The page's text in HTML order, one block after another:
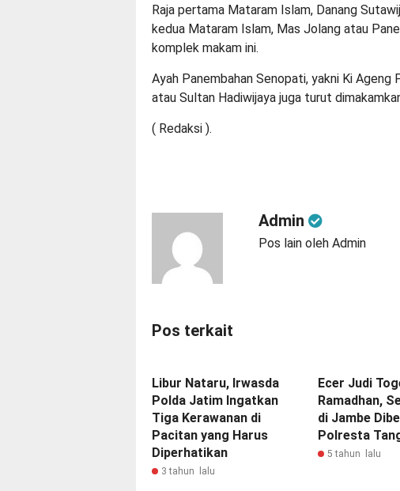
Raja pertama Mataram Islam, Danang
kedua Mataram Islam, Mas Jolang atau
komplek makam ini.
Ayah Panembahan Senopati, yakni Ki Ageng
atau Sultan Hadiwijaya juga turut
( Redaksi ).
Admin
Pos lain oleh Admin
Pos terkait
Libur Nataru, Irwasda
Polda Jatim Ingatkan
Tiga Kerawanan di
Pacitan yang Harus
Diperhatikan
3 tahun lalu
Ecer Judi
Ramadhan,
di Jambe
Polresta
5 tahun lalu